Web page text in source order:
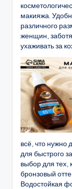
макияжа.
различного
женщин,
ухаживать за
всё, что нужно
для быстрого
выбор для тех,
бронзовый
Водостойкая